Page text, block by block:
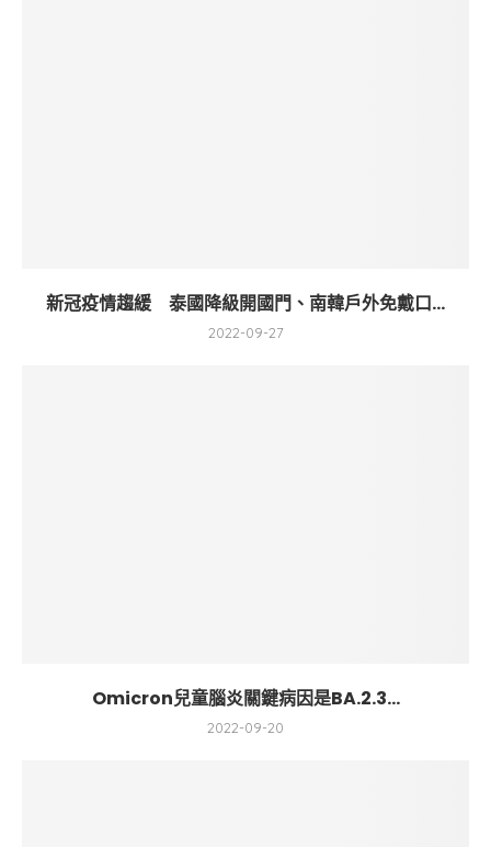
新冠疫情趨緩 泰國降級開國門、南韓戶外免戴口...
2022-09-27
Omicron兒童腦炎關鍵病因是BA.2.3...
2022-09-20